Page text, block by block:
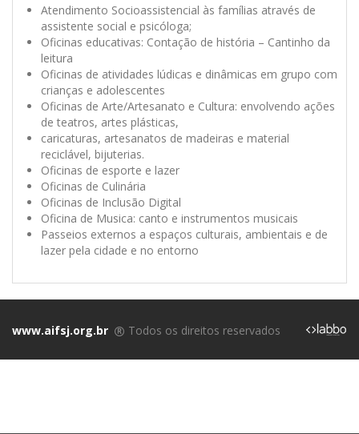
Atendimento Socioassistencial às famílias através de
assistente social e psicóloga;
Oficinas educativas: Contação de história – Cantinho da
leitura
Oficinas de atividades lúdicas e dinâmicas em grupo com
crianças e adolescentes
Oficinas de Arte/Artesanato e Cultura: envolvendo ações
de teatros, artes plásticas,
caricaturas, artesanatos de madeiras e material
reciclável, bijuterias.
Oficinas de esporte e lazer
Oficinas de Culinária
Oficinas de Inclusão Digital
Oficina de Musica: canto e instrumentos musicais
Passeios externos a espaços culturais, ambientais e de
lazer pela cidade e no entorno
www.aifsj.org.br Todos os direitos reservados